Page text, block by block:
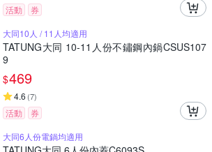
活動
券
大同10人 / 11人均適用
TATUNG大同 10-11人份不鏽鋼內鍋CSUS107
9
$469
4.6 (7)
活動
券
大同6人份電鍋均適用